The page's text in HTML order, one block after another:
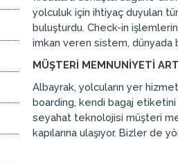
yolculuk için ihtiyaç duyulan
buluşturdu. Check-in
imkan veren sistem, dünyada
MÜŞTERİ MEMNUNİYETİ
Albayrak, yolcuların yer
boarding, kendi bagaj etiketini
seyahat teknolojisi müşteri
kapılarına ulaşıyor. Bizler de